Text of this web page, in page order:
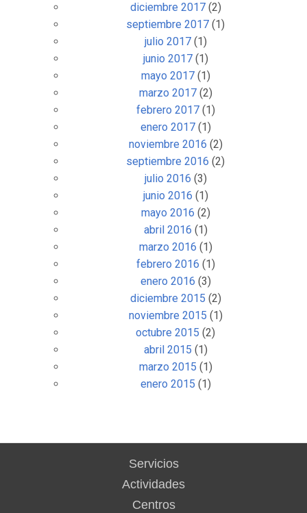
diciembre 2017(2)
septiembre 2017 (1)
julio 2017(1)
junio 2017(1)
mayo 2017(1)
marzo 2017(2)
febrero 2017(1)
enero 2017(1)
noviembre 2016 (2)
septiembre 2016 (2)
julio 2016 (3)
junio 2016 (1)
mayo 2016 (2)
abril 2016 (1)
marzo 2016 (1)
febrero 2016 (1)
enero 2016 (3)
diciembre 2015 (2)
noviembre 2015 (1)
octubre 2015 (2)
abril 2015 (1)
marzo 2015 (1)
enero 2015 (1)
Servicios
Actividades
Centros